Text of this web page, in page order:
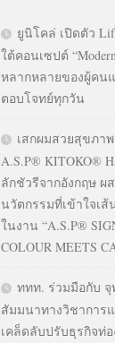
ยูนิโคล่ เปิดตัว
ใต้คอนเซปต์
หลากหลายของผู้คน
ตอบโจทย์ทุกวัน
เสกผมสวยสุขภาพ
A.S.P® KITOKO®
ลักชัวรีจากอังกฤษ ผ
นวัตกรรมที่เข้าใจเ
ในงาน “A.S.P®
COLOUR MEETS
ททท. ร่วมมือกับ
สัมมนาทางวิชาการ
เคล็ดลับปรับธุรกิจท่